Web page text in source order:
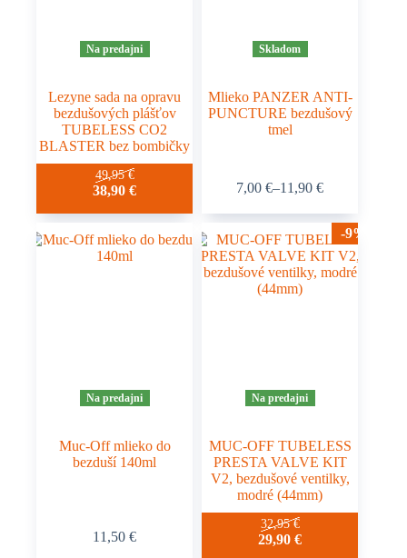
Na predajni
Lezyne sada na opravu
bezdušových plášťov
TUBELESS CO2
BLASTER bez bombičky
49,95€
38,90€
Skladom
Mlieko PANZER ANTI-
PUNCTURE bezdušový
tmel
7,00€–11,90€
Price
range:
through
11,90 €
variantov.
Možnosti
Na predajni
Muc-Off mlieko do
bezduší 140ml
11,50€
-9%
Na predajni
MUC-OFF TUBELESS
PRESTA VALVE KIT
V2, bezdušové ventilky,
modré (44mm)
32,95€
29,90€